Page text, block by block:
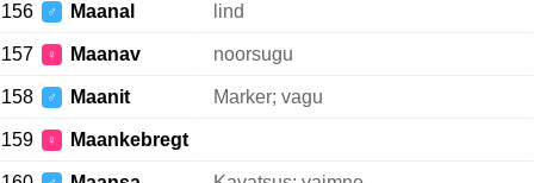
156 ♂ Maanal lind
157 ♀ Maanav noorsugu
158 ♂ Maanit Marker; vagu
159 ♀ Maankebregt